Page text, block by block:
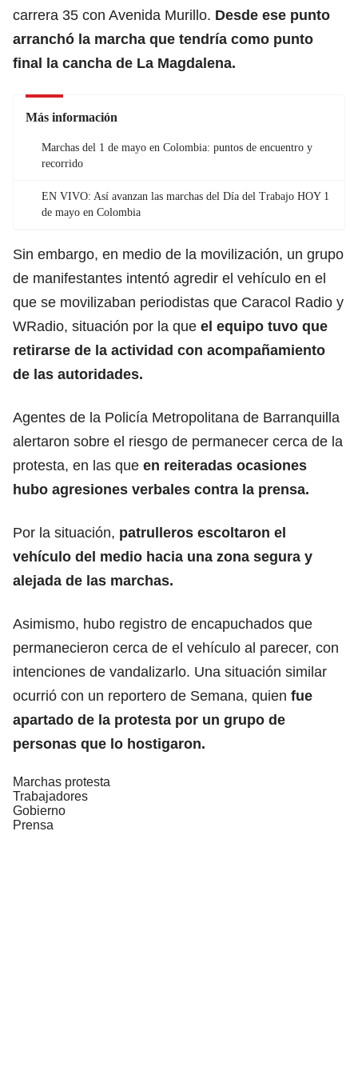
carrera 35 con Avenida Murillo. Desde ese punto
arranchó la marcha que tendría como punto
final la cancha de La Magdalena.
Más información
Marchas del 1 de mayo en Colombia: puntos de encuentro y
recorrido
EN VIVO: Así avanzan las marchas del Día del Trabajo HOY 1
de mayo en Colombia
Sin embargo, en medio de la movilización, un grupo
de manifestantes intentó agredir el vehículo en el
que se movilizaban periodistas que Caracol Radio y
WRadio, situación por la que el equipo tuvo que
retirarse de la actividad con acompañamiento
de las autoridades.
Agentes de la Policía Metropolitana de Barranquilla
alertaron sobre el riesgo de permanecer cerca de la
protesta, en las que en reiteradas ocasiones
hubo agresiones verbales contra la prensa.
Por la situación, patrulleros escoltaron el
vehículo del medio hacia una zona segura y
alejada de las marchas.
Asimismo, hubo registro de encapuchados que
permanecieron cerca de el vehículo al parecer, con
intenciones de vandalizarlo. Una situación similar
ocurrió con un reportero de Semana, quien fue
apartado de la protesta por un grupo de
personas que lo hostigaron.
Marchas protesta
Trabajadores
Gobierno
Prensa